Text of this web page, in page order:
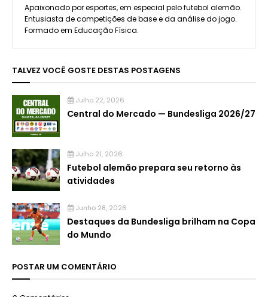
Apaixonado por esportes, em especial pelo futebol alemão.
Entusiasta de competições de base e da análise do jogo.
Formado em Educação Física.
TALVEZ VOCÊ GOSTE DESTAS POSTAGENS
Julho 22, 2026
Central do Mercado — Bundesliga 2026/27
Julho 21, 2026
Futebol alemão prepara seu retorno às
atividades
Junho 28, 2026
Destaques da Bundesliga brilham na Copa
do Mundo
POSTAR UM COMENTÁRIO